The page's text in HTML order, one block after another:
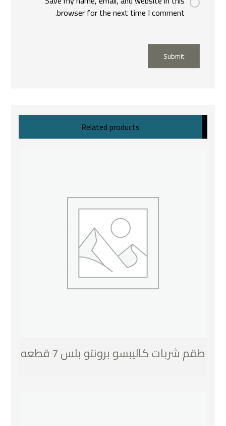
browser for the next time I comment.
Submit
Related products
طقم شربات كاليبسو برونتو بلس 7 قطعه